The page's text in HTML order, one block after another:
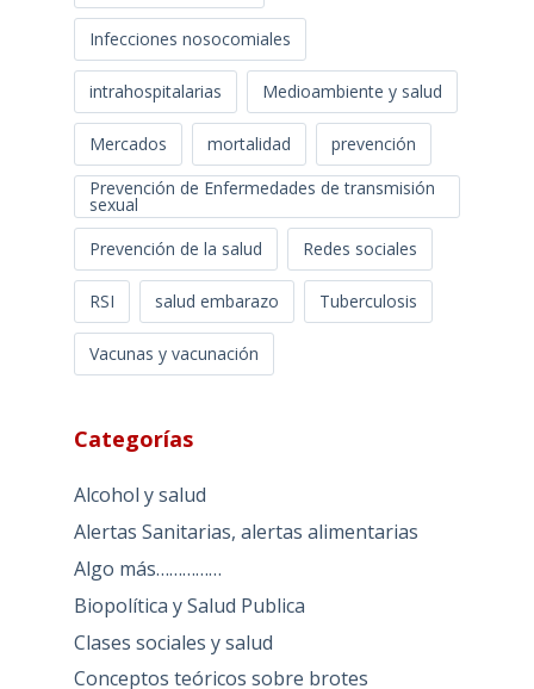
Infecciones nosocomiales
intrahospitalarias Medioambiente y salud
Mercados mortalidad
prevención
Prevención de Enfermedades de transmisión
sexual
Prevención de la salud
Redes sociales
RSI salud embarazo Tuberculosis
Vacunas y vacunación
Categorías
Alcohol y salud
Alertas Sanitarias, alertas alimentarias
Algo más……………
Biopolítica y Salud Publica
Clases sociales y salud
Conceptos teóricos sobre brotes